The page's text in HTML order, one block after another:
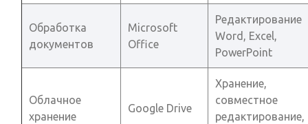
Обработка
документов
Microsoft
Office
Редактирование
Word, Excel,
PowerPoint
Облачное
хранение
Google Drive
Хранение,
совместное
редактирование,